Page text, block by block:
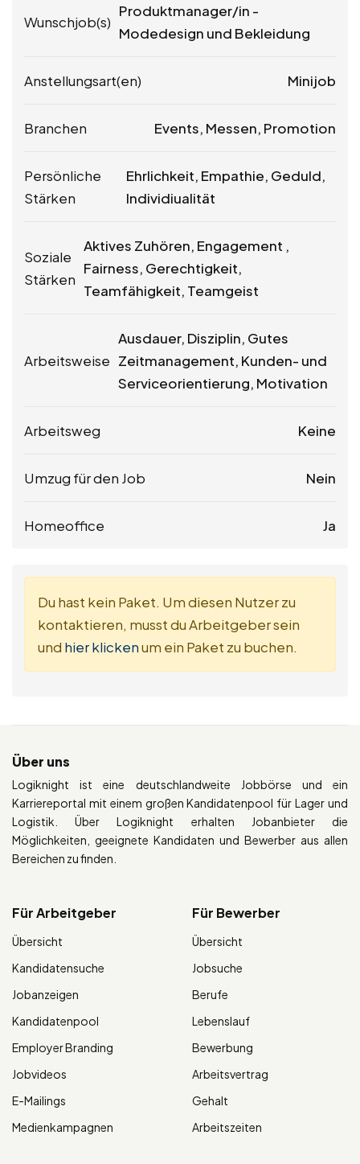
Wunschjob(s)
Produktmanager/in -
Modedesign und Bekleidung
Anstellungsart(en) Minijob
Branchen Events, Messen, Promotion
Persönliche
Stärken
Ehrlichkeit, Empathie, Geduld,
Individiualität
Soziale
Stärken
Aktives Zuhören, Engagement ,
Fairness, Gerechtigkeit,
Teamfähigkeit, Teamgeist
Arbeitsweise
Ausdauer, Disziplin, Gutes
Zeitmanagement, Kunden- und
Serviceorientierung, Motivation
Arbeitsweg Keine
Umzug für den Job Nein
Homeoffice Ja
Du hast kein Paket. Um diesen Nutzer zu
kontaktieren, musst du Arbeitgeber sein
und hier klickenum ein Paket zu buchen.
Über uns
Logiknight ist eine deutschlandweite Jobbörse und ein
Karriereportal mit einem großen Kandidatenpool für Lager und
Logistik. Über Logiknight erhalten Jobanbieter die
Möglichkeiten, geeignete Kandidaten und Bewerber aus allen
Bereichen zu finden.
Für Arbeitgeber
Übersicht
Kandidatensuche
Jobanzeigen
Kandidatenpool
Employer Branding
Jobvideos
E-Mailings
Medienkampagnen
Für Bewerber
Übersicht
Jobsuche
Berufe
Lebenslauf
Bewerbung
Arbeitsvertrag
Gehalt
Arbeitszeiten